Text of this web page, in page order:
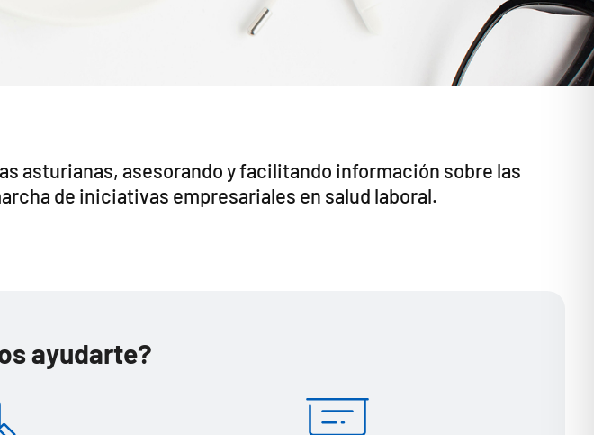
asturianas, asesorando y facilitando información sobre las
de iniciativas empresariales en salud laboral.
ayudarte?